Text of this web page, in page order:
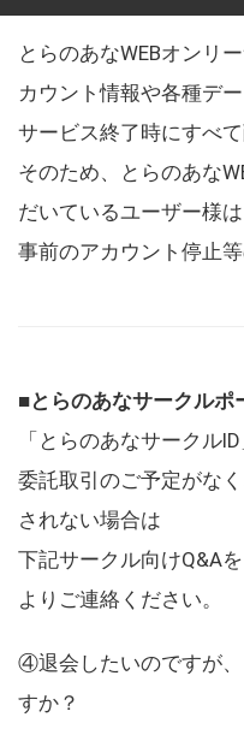
とらのあなWEBオンリ
カウント情報や各種デ
サービス終了時にすべて
そのため、とらのあな
だいているユーザー様は
事前のアカウント停止
■とらのあなサークルポ
「とらのあなサークル
委託取引のご予定がな
されない場合は
下記サークル向けQ&A
よりご連絡ください。
④退会したいのですが
すか？